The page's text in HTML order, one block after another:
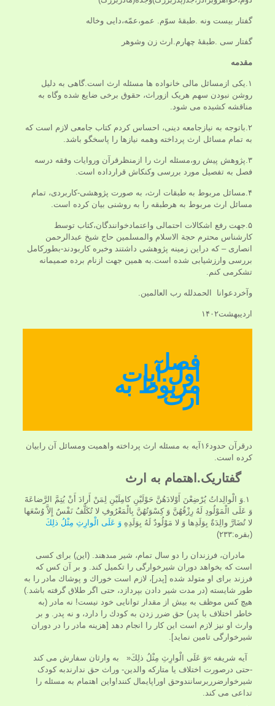
گفتار بیست ونه .طبقۀ سوّم. عمو،عمّه،دایی وخاله
گفتار سی .طبقۀ چهارم.ارث زن وشوهر
مقدمه
۱.یکی ازمسائل مالی خانواده ها مسئله ارث است.گاهی به دلیل
روشن نبودن سهم هریک ازوراث، حقوق برخی ضایع شده وگاه به
مناقشه کشیده می شود.
۲.باتوجه به نیازجامعه دینی، احساس کردم کتاب جامعی لازم است که
به تمام مسائل ارث پرداخته وهمه نیازها را پاسخگو باشد.
۳.پژوهش پیش رو،مسئله ارث را ازمنظرقرآن وروایات وفقه درسه
فصل به تفصیل مورد بررسی وکنکاش قرارداده است.
۴.مسائل مربوط به طبقات ارث، به صورت پژوهشی-کاربردی، تمام
مسائل ارث مربوط به هرطبقه را به روشنی بیان کرده است.
۵.جهت رفع اشکالات احتمالی واعتمادخوانندگان،کتاب توسط
کارشناس محترم حجة الاسلام والمسلمین حاج شیخ عبدالرحمن
انصاری – که دراین زمینه پژوهشی داشتند وخبره کاربودند-بطورکامل
بررسی وارزشیابی شده است.به همین جهت ازنام برده صمیمانه
تشکرمی کنم.
وآخردعوانا الحمدلله رب العالمین.
اردیبهشت۱۴۰۲
فصل
اول.آیات
مربوط به
ارث
درقرآن حدود۱۶آیه به مسئله ارث پرداخته واهمیت ومسائل آن رابیان
کرده است.
گفتاریک.اهتمام به ارث
۱.وَ الْوالِداتُ يُرْضِعْنَ أَوْلادَهُنَّ حَوْلَيْنِ كامِلَيْنِ لِمَنْ أَرادَ أَنْ يُتِمَّ الرَّضاعَةَ
وَ عَلَى الْمَوْلُودِ لَهُ رِزْقُهُنَّ وَ كِسْوَتُهُنَّ بِالْمَعْرُوفِ لا تُكَلَّفُ نَفْسٌ إِلاَّ وُسْعَها
لا تُضَارَّ والِدَةٌ بِوَلَدِها وَ لا مَوْلُودٌ لَهُ بِوَلَدِهِ وَ عَلَى الْوارِثِ مِثْلُ ذلِكَ
(بقره:۲۳۳)
مادران، فرزندان را دو سال تمام، شير مى‏دهند. (اين) براى كسى
است كه بخواهد دوران شيرخوارگى را تكميل كند. و بر آن كس كه
فرزند براى او متولد شده [پدر]، لازم است خوراك و پوشاك مادر را به
طور شايسته (در مدت شير دادن بپردازد، حتى اگر طلاق گرفته باشد.)
هيچ كس موظف به بيش از مقدار توانايى خود نيست! نه مادر (به
خاطر اختلاف با پدر) حق ضرر زدن به كودك را دارد، و نه پدر. و بر
وارث او نيز لازم است اين كار را انجام دهد [هزينه مادر را در دوران
شيرخوارگى تامين نمايد].
آیه شریفه »وَ عَلَى الْوارِثِ مِثْلُ ذلِكَ« به وارثان سفارش می کند
-حتی درصورت اختلاف یا متارکه والدین- وراث حق ندارندبه کودک
شیرخوارضرربرسانندوحق اوراپایمال کنند!واین اهتمام به مسئله را
تداعی می کند.